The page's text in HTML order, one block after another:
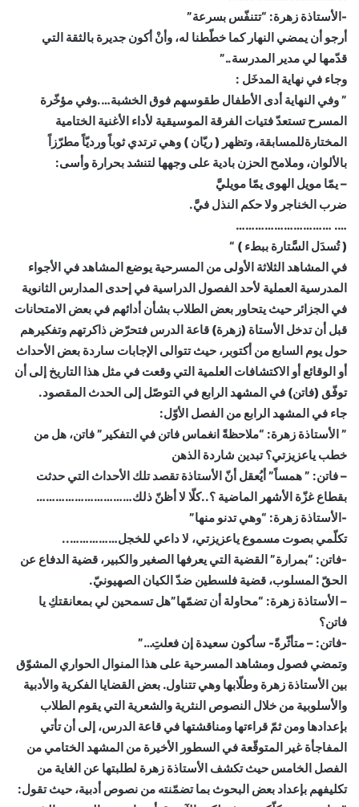
-الأستاذة زهرة: “تتنفّس بسرعة”
أرجو أن يمضي النهار كما خطّطنا له، وأنْ أكون جديرة بالثقة التي
قدّمها لي مدير المدرسة..”
وجاء في نهاية المدخَل :
” وفي النهاية أدى الأطفال طقوسهم فوق الخشبة….وفي مؤخّرة
المسرح تستعدّ فتيات الفرقة الموسيقية لأداء الأغنية الختامية
المختارةللمسابقة، وتظهر ( ريّان ) وهي ترتدي ثوباً ورديّاً مطرّزاً
بالألوان، وملامح الحزن بادية على وجهها لتنشد بحرارة وأسى:
– يمّا مويل الهوى يمّا مويليَّ
ضرب الخناجر ولا حكم النذل فيَّ.
…. …………………………
( تُسدَل السَّتارة ببطء ) “
في المشاهد الثلاثة الأولى من المسرحية يوضع المشاهد في الأجواء
المدرسية العملية لأحد الفصول الدراسية في إحدى المدارس الثانوية
في الجزائر حيث يتحاور بعض الطلاب بشأن أدائهم في بعض الامتحانات
قبل أن تدخل الأستاة (زهرة) قاعة الدرس فتحرّض ذاكرتهم وتفكيرهم
حول يوم السابع من أكتوبر، حيث تتوالى الإجابات ساردة بعض الأحداث
أو الوقائع أو الاكتشافات العلمية التي وقعت في مثل هذا التاريخ إلى أن
توفّق (فاتن) في المشهد الرابع في التوصّل إلى الحدث المقصود.
جاء في المشهد الرابع من الفصل الأوّل:
” الأستاذة زهرة: “ملاحظةً انغماس فاتن في التفكير” فاتن، هل من
خطب ياعزيزتي؟ تبدين شاردة الذهن
– فاتن: ” همساً” أيُعقل أنّ الأستاذة تقصد تلك الأحداث التي حدثت
بقطاع غزّة الأشهر الماضية ؟..كلّا لا أظنّ ذلك…………………………
-الأستاذة زهرة: “وهي تدنو منها”
تكلّمي بصوت مسموع ياعزيزتي، لا داعي للخجل……………..
-فاتن: “بمرارة” القضية التي يعرفها الصغير والكبير، قضية الدفاع عن
الحقّ المسلوب، قضية فلسطين ضدّ الكيان الصهيونيّ.
– الأستاذة زهرة: “محاولة أن تضمّها”هل تسمحين لي بمعانقتكِ يا
فاتن؟
-فاتن: – متأثّرةً- سأكون سعيدة إن فعلتِ…”
وتمضي فصول ومشاهد المسرحية على هذا المنوال الحواري المشوّق
بين الأستاذة زهرة وطلّابها وهي تتناول. بعض القضايا الفكرية والأدبية
والأسلوبية من خلال النصوص النثرية والشعرية التي يقوم الطلاب
بإعدادها ومن ثمّ قراءتها ومناقشتها في قاعة الدرس، إلى أن تأتي
المفاجأة غير المتوقّعة في السطور الأخيرة من المشهد الختامي من
الفصل الخامس حيث تكشف الأستاذة زهرة لطلبتها عن الغاية من
تكليفهم بإعداد بعض البحوث بما تضمّنته من نصوص أدبية، حيث تقول: